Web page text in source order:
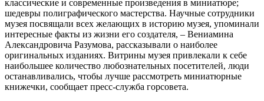
классические и современные произведения в миниатюре;
шедевры полиграфического мастерства. Научные сотрудники
музея посвящали всех желающих в историю музея, упоминали
интересные факты из жизни его создателя, – Вениамина
Александровича Разумова, рассказывали о наиболее
оригинальных изданиях. Витрины музея привлекали к себе
наибольшее количество любознательных посетителей, люди
останавливались, чтобы лучше рассмотреть миниатюрные
книжечки, сообщает пресс-служба горсовета.